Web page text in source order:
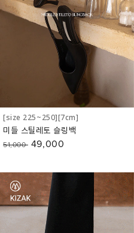
[size 225~250][7cm]
미들 스틸레토 슬링백
51,000 49,000